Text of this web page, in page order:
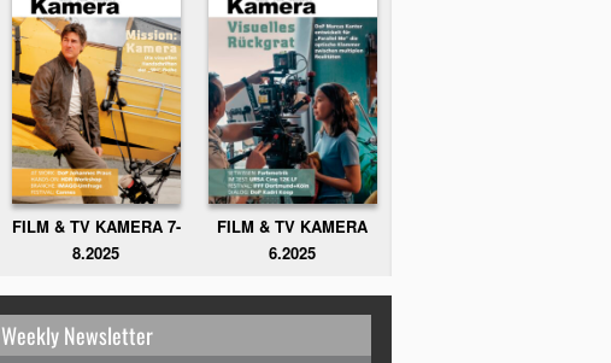
FILM & TV KAMERA 7-
8.2025
FILM & TV KAMERA
6.2025
Weekly Newsletter